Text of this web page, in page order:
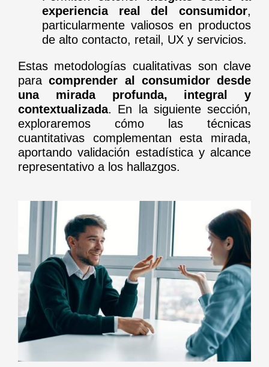
experiencia real del consumidor,
particularmente valiosos en productos
de alto contacto, retail, UX y servicios.
Estas metodologías cualitativas son clave
paracomprender al consumidor desde
una mirada profunda, integral y
contextualizada. En la siguiente sección,
exploraremos cómo las técnicas
cuantitativas complementan esta mirada,
aportando validación estadística y alcance
representativo a los hallazgos.